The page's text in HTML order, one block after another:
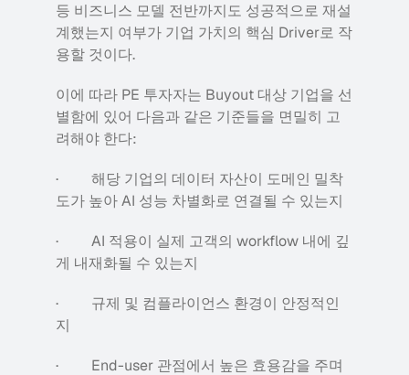
등 비즈니스 모델 전반까지도 성공적으로 재설
계했는지 여부가 기업 가치의 핵심 Driver로 작
용할 것이다.
이에 따라 PE 투자자는 Buyout 대상 기업을 선
별함에 있어 다음과 같은 기준들을 면밀히 고
려해야 한다:
·         해당 기업의 데이터 자산이 도메인 밀착
도가 높아 AI 성능 차별화로 연결될 수 있는지
·         AI 적용이 실제 고객의 workflow 내에 깊
게 내재화될 수 있는지
·         규제 및 컴플라이언스 환경이 안정적인
지
·         End-user 관점에서 높은 효용감을 주며